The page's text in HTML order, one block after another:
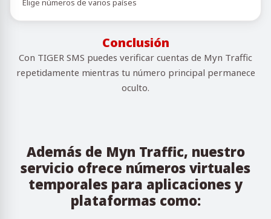
Elige números de varios países
Conclusión
Con TIGER SMS puedes verificar cuentas de Myn Traffic
repetidamente mientras tu número principal permanece
oculto.
Además de Myn Traffic, nuestro
servicio ofrece números virtuales
temporales para aplicaciones y
plataformas como: